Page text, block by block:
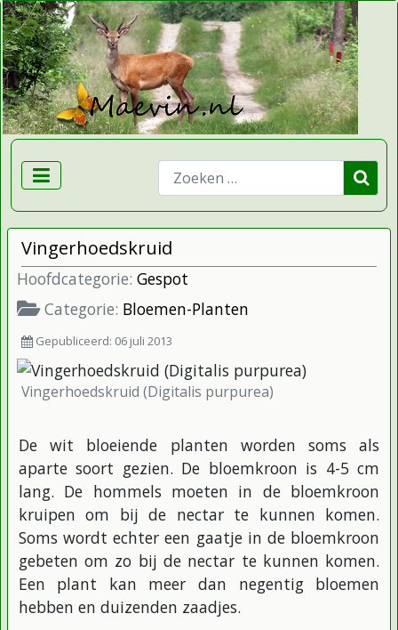
Zoeken
Vingerhoedskruid
Hoofdcategorie: Gespot
Categorie: Bloemen-Planten
Gepubliceerd: 06 juli 2013
Vingerhoedskruid (Digitalis purpurea)
De wit bloeiende planten worden soms als
aparte soort gezien. De bloemkroon is 4-5 cm
lang. De hommels moeten in de bloemkroon
kruipen om bij de nectar te kunnen komen.
Soms wordt echter een gaatje in de bloemkroon
gebeten om zo bij de nectar te kunnen komen.
Een plant kan meer dan negentig bloemen
hebben en duizenden zaadjes.